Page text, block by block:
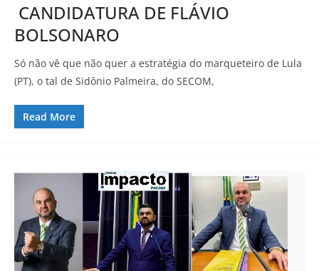
CANDIDATURA DE FLÁVIO
BOLSONARO
Só não vê que não quer a estratégia do marqueteiro de Lula
(PT), o tal de Sidônio Palmeira, do SECOM,
Read More